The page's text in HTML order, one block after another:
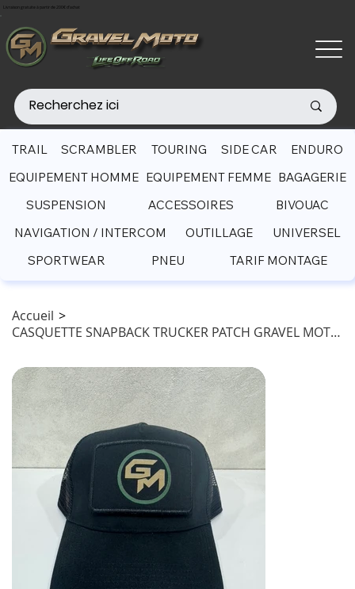
Livraison gratuite à partir de 200€ d'achat
Accueil >
CASQUETTE SNAPBACK TRUCKER PATCH GRAVEL MOTO NOIR
TRAIL SCRAMBLER TOURING SIDE CAR
ENDURO
EQUIPEMENT HOMME EQUIPEMENT FEMME BAGAGERIE
SUSPENSION
ACCESSOIRES
BIVOUAC
NAVIGATION / INTERCOM
OUTILLAGE
UNIVERSEL
SPORTWEAR
PNEU TARIF MONTAGE